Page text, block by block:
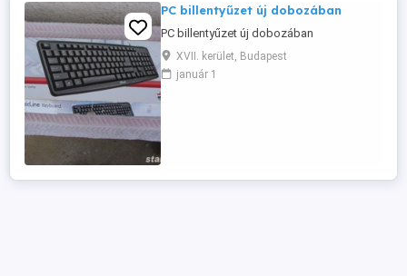
PC billentyűzet új dobozában
PC billentyűzet új dobozában
XVII. kerület, Budapest
január 1